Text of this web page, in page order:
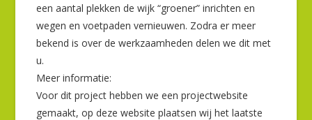
een aantal plekken de wijk “groener” inrichten en
wegen en voetpaden vernieuwen. Zodra er meer
bekend is over de werkzaamheden delen we dit met
u.
Meer informatie:
Voor dit project hebben we een projectwebsite
gemaakt, op deze website plaatsen wij het laatste